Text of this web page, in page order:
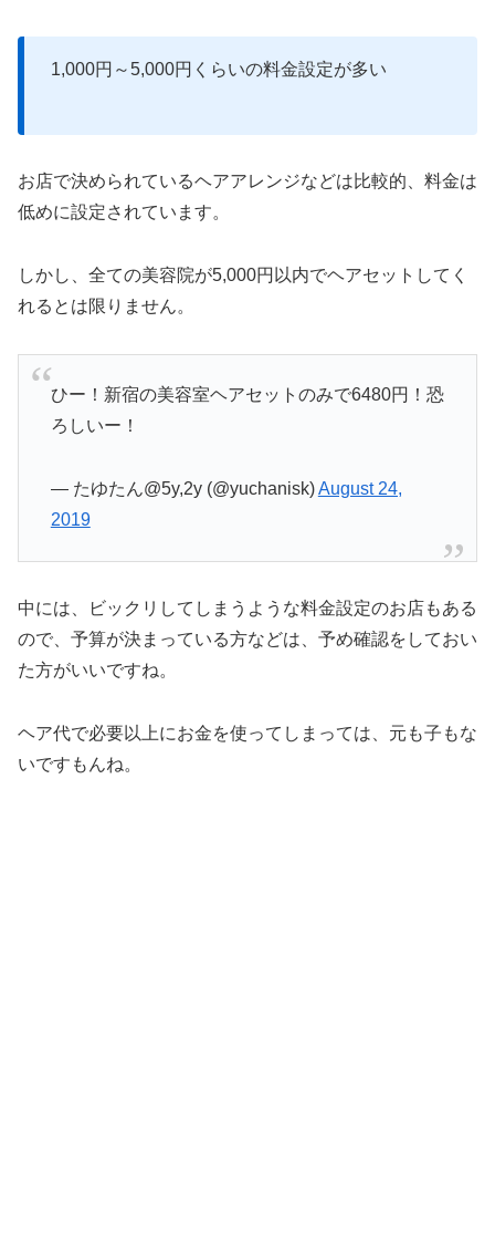
1,000円～5,000円くらいの料金設定が多い
お店で決められているヘアアレンジなどは比較的、料金は
低めに設定されています。
しかし、全ての美容院が5,000円以内でヘアセットしてく
れるとは限りません。
ひー！新宿の美容室ヘアセットのみで6480円！恐
ろしいー！
— たゆたん@5y,2y (@yuchanisk)August 24,
2019
中には、ビックリしてしまうような料金設定のお店もある
ので、予算が決まっている方などは、予め確認をしておい
た方がいいですね。
ヘア代で必要以上にお金を使ってしまっては、元も子もな
いですもんね。